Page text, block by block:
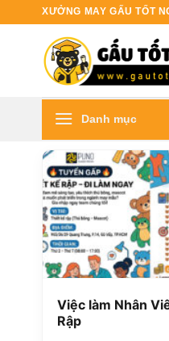
XƯỞNG MAY GẤU TỐT
Danh mục
Việc làm Nhân
Rập